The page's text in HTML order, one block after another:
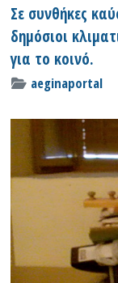
Σε συνθήκες
δημόσιοι
για το κοινό.
aeginaportal